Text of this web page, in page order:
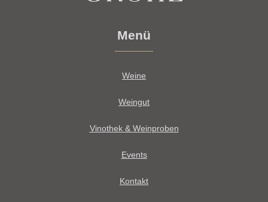
Menü
Weine
Weingut
Vinothek & Weinproben
Events
Kontakt